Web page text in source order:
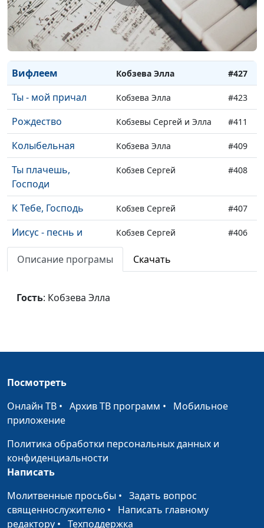
Мой день Наталья Никитина
Гефсиманский сад Кобзев Сергей #432
Вифлеем Кобзева Элла #427
Ты - мой причал Кобзева Элла #423
Рождество Кобзевы Сергей и Элла #411
Колыбельная Кобзева Элла #409
Ты плачешь,
Господи
Кобзев Сергей #408
К Тебе, Господь Кобзев Сергей #407
Иисус - песнь и
слава моя
Кобзев Сергей #406
Кобзевы Сергей и Элла #403
Хвала
Описание програмы Скачать
Гость: Кобзева Элла
Посмотреть
Онлайн ТВ • Архив ТВ программ • Мобильное
приложение
Политика обработки персональных данных и
конфиденциальности
Написать
Молитвенные просьбы • Задать вопрос
священнослужителю • Написать главному
редактору • Техподдержка